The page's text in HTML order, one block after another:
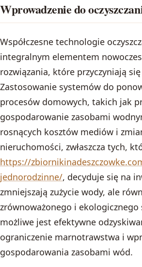
Wprowadzenie do
Współczesne technologie
integralnym elementem
rozwiązania, które przyczyniają
Zastosowanie systemów do
procesów domowych, takich jak
gospodarowanie zasobami
rosnących kosztów mediów i
nieruchomości, zwłaszcza tych,
https://
jednorodzinne/, decyduje się na
zmniejszają zużycie wody, ale
zrównoważonego i
możliwe jest efektywne
ograniczenie marnotrawstwa i
gospodarowania zasobami wód.